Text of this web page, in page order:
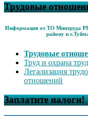
Трудовые
Информация от ТО Минтруда
району и
Трудовые
Труд и охрана
Легализация
отношений
Заплатите налоги!